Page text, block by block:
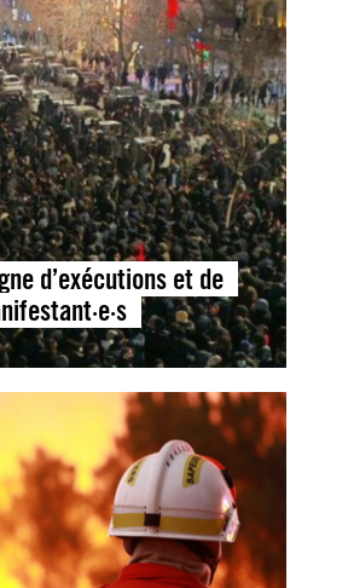
d’exécutions et de